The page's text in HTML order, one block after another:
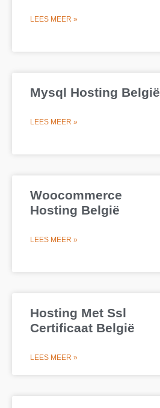
LEES MEER »
Mysql Hosting België
LEES MEER »
Woocommerce
Hosting België
LEES MEER »
Hosting Met Ssl
Certificaat België
LEES MEER »